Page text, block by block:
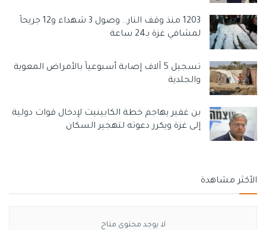
التفسير الصهيوني للنص التوراتي. أما الصمت الدولي، فلا يُعد
حيادًا، بل تواطؤًا يُضفي على هذا النموذج سُترة أخلاقية زائفة،
تشرعن استمرار الجريمة ما دامت مكسوّة برداء “مُقدس”.
وسوم: تيار الاصلاح الديمقراطي تيار دحلان حركة فتح
دلياني
دلياني: ‘مركبات جدعون’ تُمثل ذروة التديين الصهيوني لجرائم الإبادة
1203 منذ وقف النار.. وصول 3 شهداء و12 جريحاً
لمشافي غزة بـ24 ساعة
تسجيل 5 آلاف إصابة أسبوعياً بالأمراض المعوية
والجلدية
بن غفير يهاجم خطة الكابينيت لإدخال قوات دولية
إلى غزة ويكرر دعوته لتهجير السكان
الأكثر مشاهدة
لا يوجد محتوى متاح